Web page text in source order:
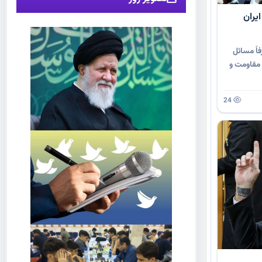
مسائل
مقاومت و
24